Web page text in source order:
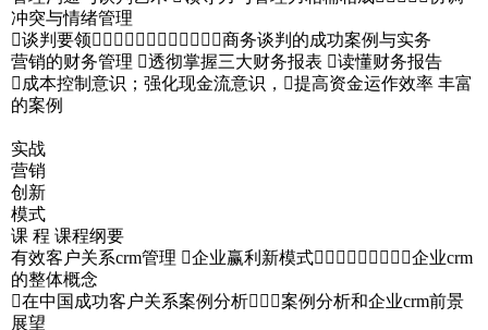
冲突与情绪管理
谈判要领商务谈判的成功案例与实务
营销的财务管理 透彻掌握三大财务报表 读懂财务报告
成本控制意识；强化现金流意识，提高资金运作效率 丰富
的案例
实战
营销
创新
模式
课 程 课程纲要
有效客户关系crm管理 企业赢利新模式企业crm
的整体概念
在中国成功客户关系案例分析案例分析和企业crm前景
展望